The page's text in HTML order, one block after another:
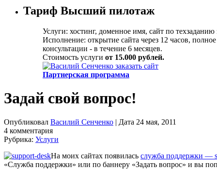
Тариф Высший пилотаж
Услуги: хостинг, доменное имя, сайт по
Исполнение: открытие сайта через 12 часов,
консультации - в течение 6 месяцев.
Стоимость услуги от 15.000 рублей.
Партнерская программа
Задай свой вопрос!
Опубликовал Василий Сенченко | Дата 24 мая, 2011
4 комментария
Рубрика: Услуги
На моих сайтах появилась служба поддержки —
«Служба поддержки» или по баннеру «Задать вопрос» и вы